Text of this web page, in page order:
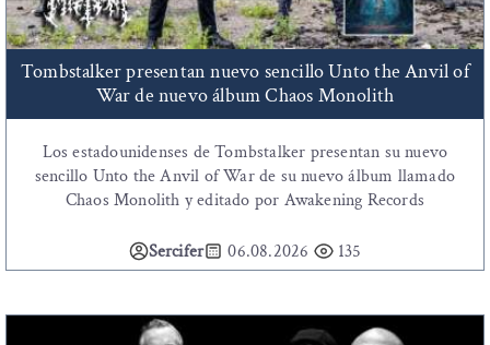
Tombstalker presentan nuevo sencillo Unto the Anvil of
War de nuevo álbum Chaos Monolith
Los estadounidenses de Tombstalker presentan su nuevo
sencillo Unto the Anvil of War de su nuevo álbum llamado
Chaos Monolith y editado por Awakening Records
Sercifer 06.08.2026 135